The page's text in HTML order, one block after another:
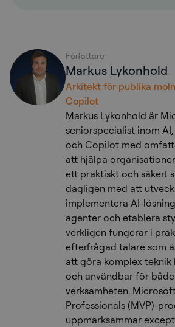
Författare
Markus Lykonhold
Arkitekt för publika
Copilot
Markus Lykonhold är
seniorspecialist inom
och Copilot med
att hjälpa
ett praktiskt och säkert
dagligen med att
implementera AI-
agenter och etablera
verkligen fungerar i
efterfrågad talare som
att göra komplex
och användbar för
verksamheten.
Professionals (MVP)-
uppmärksammar